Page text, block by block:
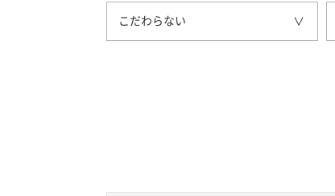
こだわらない